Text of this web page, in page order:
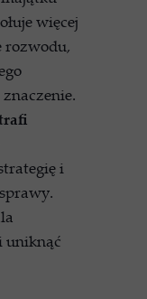
więcej
rozwodu,
i
uniknąć